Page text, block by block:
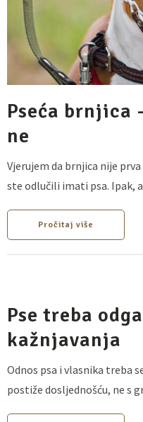
Pseća brnjica
ne
Vjerujem da brnjica nije
ste odlučili imati psa. Ipak,
Pročitaj više
Pse treba
kažnjavanja
Odnos psa i vlasnika treba
postiže dosljednošću, ne s